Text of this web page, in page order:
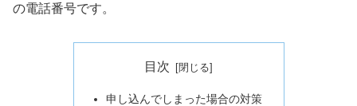
の電話番号です。
目次
申し込んでしまった場合の対策